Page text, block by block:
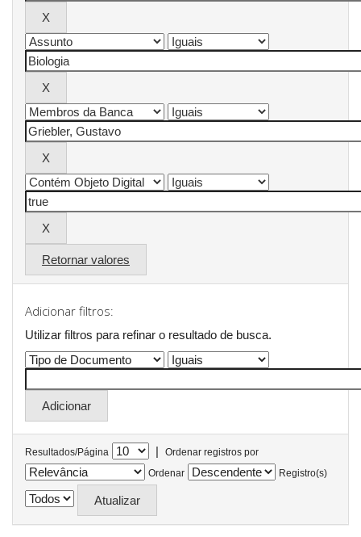
Retornar valores
Adicionar filtros:
Utilizar filtros para refinar o resultado de busca.
Resultados/Página |
Ordenar registros por
Ordenar
Registro(s)